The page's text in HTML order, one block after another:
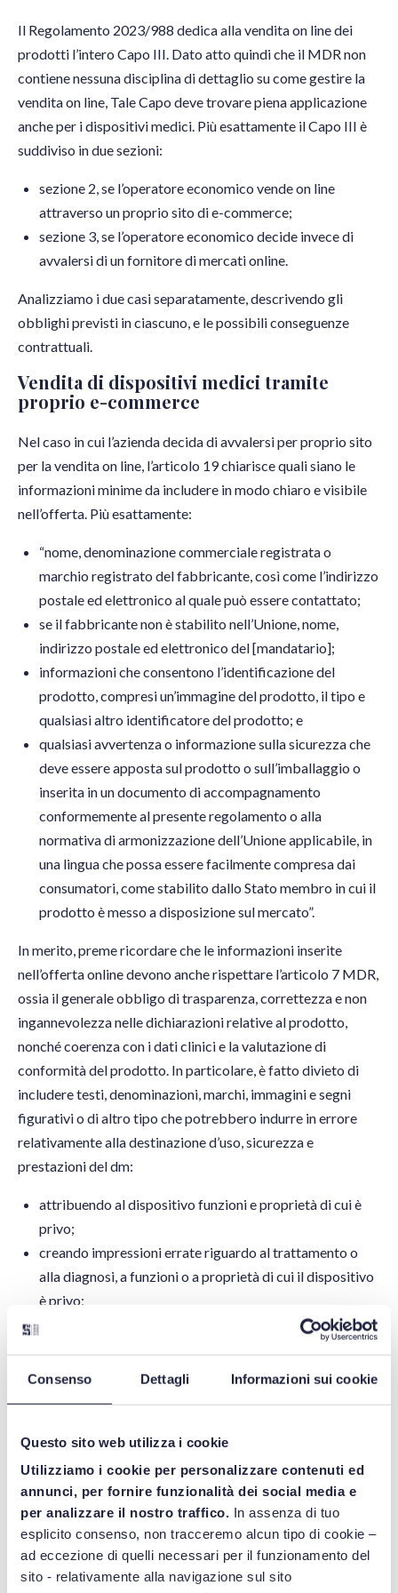
Consenso Dettagli Informazioni sui cookie
Questo sito web utilizza i cookie
Utilizziamo i cookie per personalizzare contenuti ed
annunci, per fornire funzionalità dei social media e
per analizzare il nostro traffico. In assenza di tuo
esplicito consenso, non tracceremo alcun tipo di cookie –
ad eccezione di quelli necessari per il funzionamento del
sito - relativamente alla navigazione sul sito
Il Regolamento 2023/988 dedica alla vendita on line dei
prodotti l’intero Capo III. Dato atto quindi che il MDR non
contiene nessuna disciplina di dettaglio su come gestire la
vendita on line, Tale Capo deve trovare piena applicazione
anche per i dispositivi medici. Più esattamente il Capo III è
suddiviso in due sezioni:
sezione 2, se l’operatore economico vende on line
attraverso un proprio sito di e-commerce;
sezione 3, se l’operatore economico decide invece di
avvalersi di un fornitore di mercati online.
Analizziamo i due casi separatamente, descrivendo gli
obblighi previsti in ciascuno, e le possibili conseguenze
contrattuali.
Vendita di dispositivi medici tramite
proprio e-commerce
Nel caso in cui l’azienda decida di avvalersi per proprio sito
per la vendita on line, l’articolo 19 chiarisce quali siano le
informazioni minime da includere in modo chiaro e visibile
nell’offerta. Più esattamente:
“nome, denominazione commerciale registrata o
marchio registrato del fabbricante, così come l’indirizzo
postale ed elettronico al quale può essere contattato;
se il fabbricante non è stabilito nell’Unione, nome,
indirizzo postale ed elettronico del [mandatario];
informazioni che consentono l’identificazione del
prodotto, compresi un’immagine del prodotto, il tipo e
qualsiasi altro identificatore del prodotto; e
qualsiasi avvertenza o informazione sulla sicurezza che
deve essere apposta sul prodotto o sull’imballaggio o
inserita in un documento di accompagnamento
conformemente al presente regolamento o alla
normativa di armonizzazione dell’Unione applicabile, in
una lingua che possa essere facilmente compresa dai
consumatori, come stabilito dallo Stato membro in cui il
prodotto è messo a disposizione sul mercato”.
In merito, preme ricordare che le informazioni inserite
nell’offerta online devono anche rispettare l’articolo 7 MDR,
ossia il generale obbligo di trasparenza, correttezza e non
ingannevolezza nelle dichiarazioni relative al prodotto,
nonché coerenza con i dati clinici e la valutazione di
conformità del prodotto. In particolare, è fatto divieto di
includere testi, denominazioni, marchi, immagini e segni
figurativi o di altro tipo che potrebbero indurre in errore
relativamente alla destinazione d’uso, sicurezza e
prestazioni del dm:
attribuendo al dispositivo funzioni e proprietà di cui è
privo;
creando impressioni errate riguardo al trattamento o
alla diagnosi, a funzioni o a proprietà di cui il dispositivo
è privo;
omettendo di informare l’utilizzatore o il paziente circa
secondo la sua destinazione d’uso;
svolta la valutazione della conformità.
Infine, occorre prestare attenzione al fatto che il sito web
non contenga diciture o messaggi qualificabili come
pubblicità dei propri prodotti. In questo caso, infatti, si
dovrebbe anche rispettare la specifica normativa dedicata
alla pubblicità dei dispositivi medici (si vedano i nostri